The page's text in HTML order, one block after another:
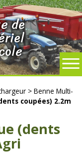
de
>Benne Multi-
coupées) 2.2m
(dents